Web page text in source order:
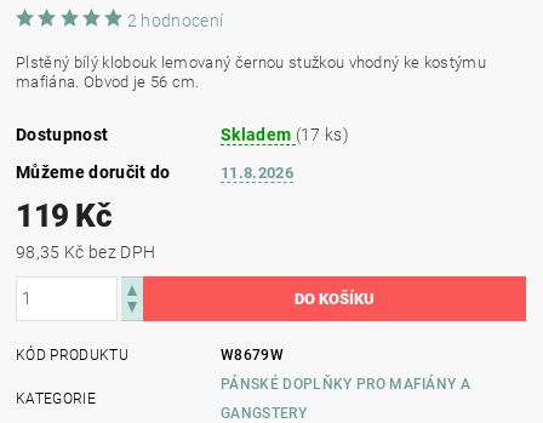
2 hodnocení
Plstěný bílý klobouk lemovaný černou stužkou vhodný ke kostýmu
mafiána. Obvod je 56 cm.
Dostupnost Skladem (17 ks)
Můžeme doručit do
11.8.2026
119 Kč
98,35 Kč bez DPH
KÓD PRODUKTU W8679W
KATEGORIE
PÁNSKÉ DOPLŇKY PRO MAFIÁNY A
GANGSTERY